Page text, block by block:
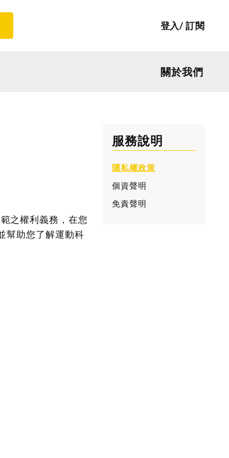
登入 訂閱
關於我們
服務說明
隱私權政策
個資聲明
免責聲明
之權利義務，在您
幫助您了解運動科